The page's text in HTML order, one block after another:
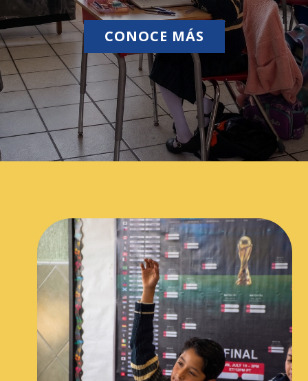
CONOCE MÁS